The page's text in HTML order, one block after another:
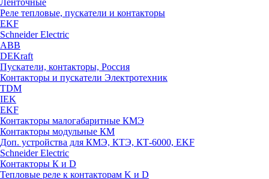
Ленточные
Реле тепловые, пускатели и контакторы
EKF
Schneider Electric
ABB
DEKraft
Пускатели, контакторы, Россия
Контакторы и пускатели Электротехник
TDM
IEK
EKF
Контакторы малогабаритные КМЭ
Контакторы модульные КМ
Доп. устройства для КМЭ, КТЭ, КТ-6000, EKF
Schneider Electric
Контакторы К и D
Тепловые реле к контакторам K и D